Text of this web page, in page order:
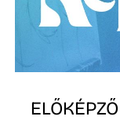
ELŐKÉPZŐ